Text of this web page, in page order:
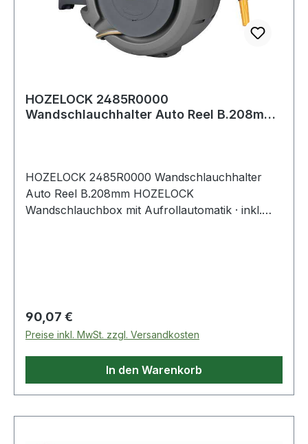
HOZELOCK 2485R0000
Wandschlauchhalter Auto Reel B.208mm
HOZELOCK 2485R0000 Wandschlauchhalter
Auto Reel B.208mm HOZELOCK
Wandschlauchbox mit Aufrollautomatik · inkl.
Regulärer Preis:
90,07 €
Preise inkl. MwSt. zzgl. Versandkosten
In den Warenkorb